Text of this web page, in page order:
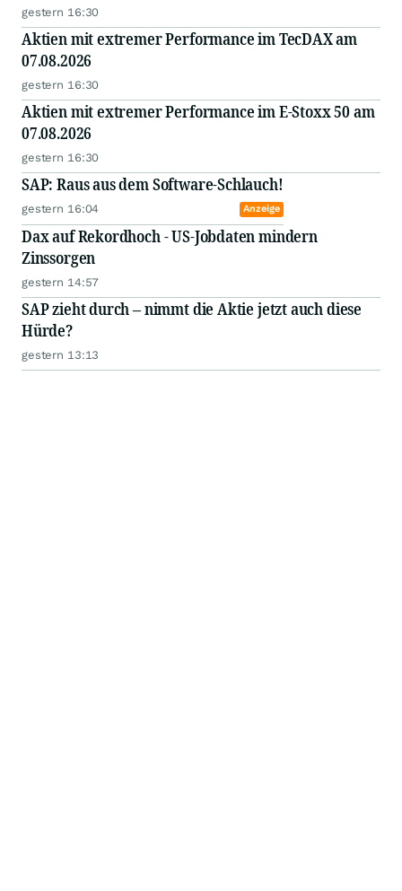
gestern 16:30
Aktien mit extremer Performance im TecDAX am
07.08.2026
gestern 16:30
Aktien mit extremer Performance im E-Stoxx 50 am
07.08.2026
gestern 16:30
SAP: Raus aus dem Software-Schlauch!
gestern 16:04 Anzeige
Dax auf Rekordhoch - US-Jobdaten mindern
Zinssorgen
gestern 14:57
SAP zieht durch – nimmt die Aktie jetzt auch diese
Hürde?
gestern 13:13